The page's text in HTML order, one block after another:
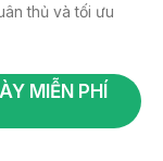
thủ và tối ưu
MIỄN PHÍ